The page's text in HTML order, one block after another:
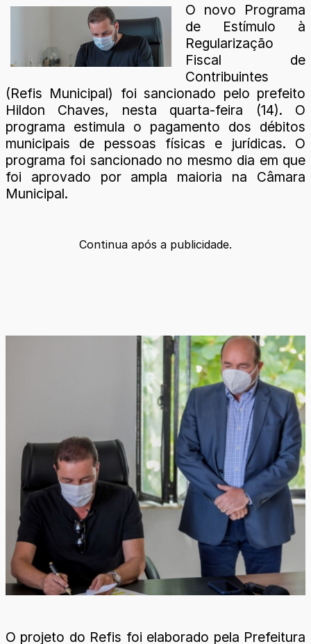
O novo Programa
de Estímulo à
Regularização
Fiscal de
Contribuintes
(Refis Municipal) foi sancionado pelo prefeito
Hildon Chaves, nesta quarta-feira (14). O
programa estimula o pagamento dos débitos
municipais de pessoas físicas e jurídicas. O
programa foi sancionado no mesmo dia em que
foi aprovado por ampla maioria na Câmara
Municipal.
Continua após a publicidade.
O projeto do Refis foi elaborado pela Prefeitura